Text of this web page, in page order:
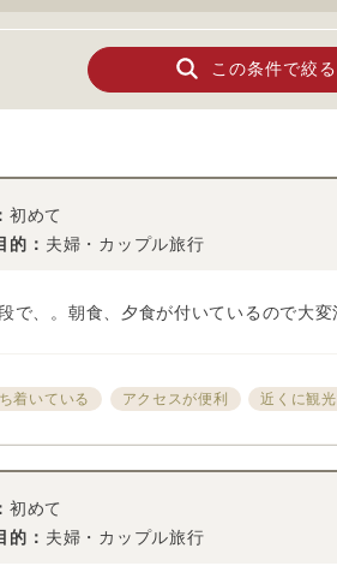
この条件で絞る
初めて
的： 夫婦・カップル旅行
で、。朝食、夕食が付いているので大変
着いている アクセスが便利 近くに観
初めて
的： 夫婦・カップル旅行